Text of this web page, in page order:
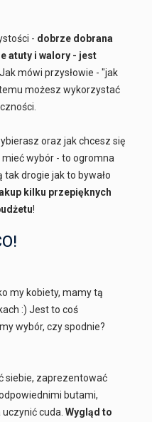
- dobrze dobrana
atuty i walory - jest
Jak mówi przysłowie - "jak
możesz wykorzystać
oraz jak chcesz się
wybór - to ogromna
tak drogie jak to bywało
kilku przepięknych
!
my kobiety, mamy tą
:) Jest to coś
wybór, czy spodnie?
siebie, zaprezentować
butami,
cuda.Wygląd to